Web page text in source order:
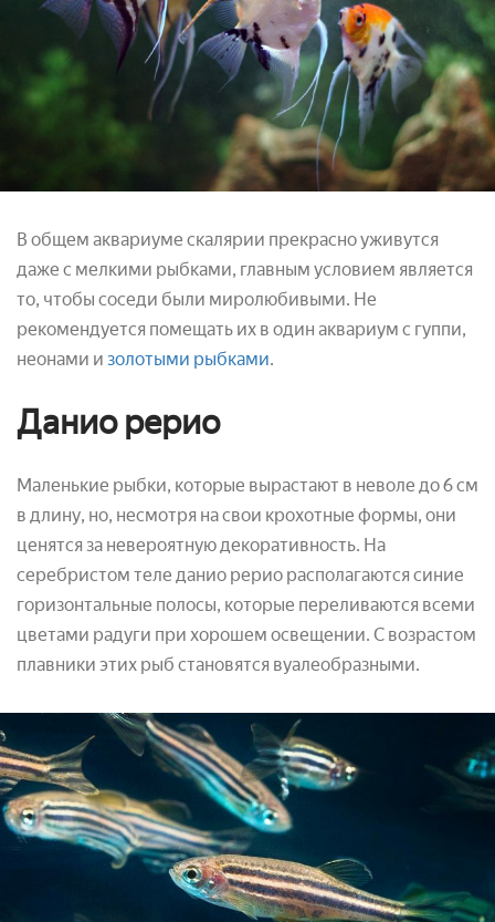
В общем аквариуме скалярии прекрасно уживутся
даже с мелкими рыбками, главным условием является
то, чтобы соседи были миролюбивыми. Не
рекомендуется помещать их в один аквариум с гуппи,
неонами и золотыми рыбками.
Данио рерио
Маленькие рыбки, которые вырастают в неволе до 6 см
в длину, но, несмотря на свои крохотные формы, они
ценятся за невероятную декоративность. На
серебристом теле данио рерио располагаются синие
горизонтальные полосы, которые переливаются всеми
цветами радуги при хорошем освещении. С возрастом
плавники этих рыб становятся вуалеобразными.